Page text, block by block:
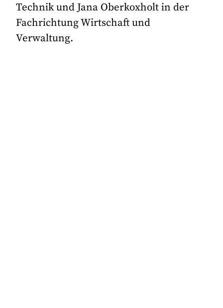
Technik und Jana Oberkoxholt in der
Fachrichtung Wirtschaft und
Verwaltung.